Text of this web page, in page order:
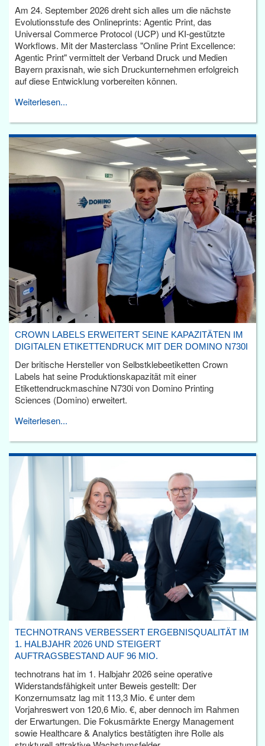
Am 24. September 2026 dreht sich alles um die nächste
Evolutionsstufe des Onlineprints: Agentic Print, das
Universal Commerce Protocol (UCP) und KI-gestützte
Workflows. Mit der Masterclass "Online Print Excellence:
Agentic Print" vermittelt der Verband Druck und Medien
Bayern praxisnah, wie sich Druckunternehmen erfolgreich
auf diese Entwicklung vorbereiten können.
Weiterlesen...
CROWN LABELS ERWEITERT SEINE KAPAZITÄTEN IM
DIGITALEN ETIKETTENDRUCK MIT DER DOMINO N730I
Der britische Hersteller von Selbstklebeetiketten Crown
Labels hat seine Produktionskapazität mit einer
Etikettendruckmaschine N730i von Domino Printing
Sciences (Domino) erweitert.
Weiterlesen...
TECHNOTRANS VERBESSERT ERGEBNISQUALITÄT IM
1. HALBJAHR 2026 UND STEIGERT
AUFTRAGSBESTAND AUF 96 MIO.
technotrans hat im 1. Halbjahr 2026 seine operative
Widerstandsfähigkeit unter Beweis gestellt: Der
Konzernumsatz lag mit 113,3 Mio. € unter dem
Vorjahreswert von 120,6 Mio. €, aber dennoch im Rahmen
der Erwartungen. Die Fokusmärkte Energy Management
sowie Healthcare & Analytics bestätigten ihre Rolle als